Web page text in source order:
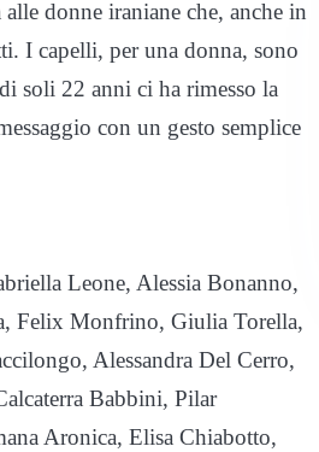
donne iraniane che, anche in
I capelli, per una donna, sono
soli 22 anni ci ha rimesso la
con un gesto semplice
Leone, Alessia Bonanno,
Felix Monfrino, Giulia Torella,
Alessandra Del Cerro,
Babbini, Pilar
Aronica, Elisa Chiabotto,